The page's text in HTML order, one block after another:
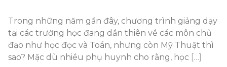
Trong những năm gần đây, chương trình giảng dạy
tại các trường học đang dần thiên về các môn chủ
đạo như học đọc và Toán, nhưng còn Mỹ Thuật thì
sao? Mặc dù nhiều phụ huynh cho rằng, học […]